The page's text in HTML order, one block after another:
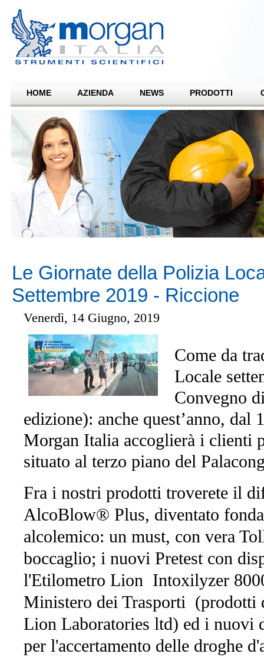
HOME AZIENDA NEWS PRODOTTI
Le Giornate della Polizia
Settembre 2019 - Riccione
Venerdì, 14 Giugno, 2019
Come da
Locale
Convegno
edizione): anche quest’anno, dal
Morgan Italia accoglierà i clienti
situato al terzo piano del
Fra i nostri prodotti troverete il
AlcoBlow® Plus, diventato
alcolemico: un must, con vera
boccaglio; i nuovi Pretest con
l'Etilometro Lion Intoxilyzer
Ministero dei Trasporti (prodotti
Lion Laboratories ltd) ed i
per l'accertamento delle droghe